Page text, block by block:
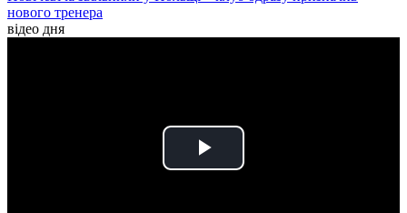
нового тренера
відео дня
Play